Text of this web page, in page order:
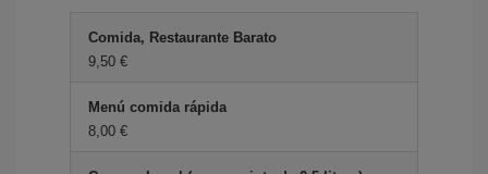
Comida, Restaurante Barato
9,50 €
Menú comida rápida
8,00 €